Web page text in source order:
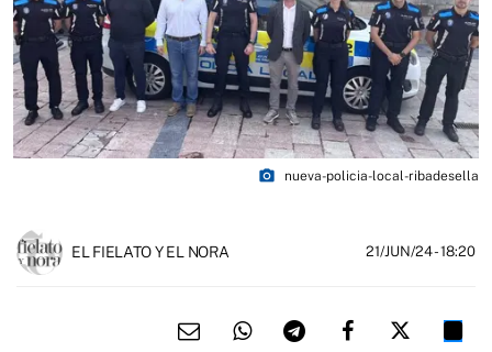
photo_camera nueva-policia-local-ribadesella
EL FIELATO Y EL NORA 21/JUN/24- 18:20